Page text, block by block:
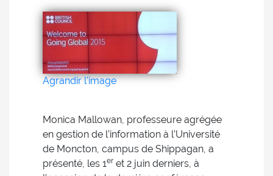
Agrandir l'image
Monica Mallowan, professeure agrégée
en gestion de l’information à l’Université
de Moncton, campus de Shippagan, a
présenté, les 1er et 2 juin derniers, à